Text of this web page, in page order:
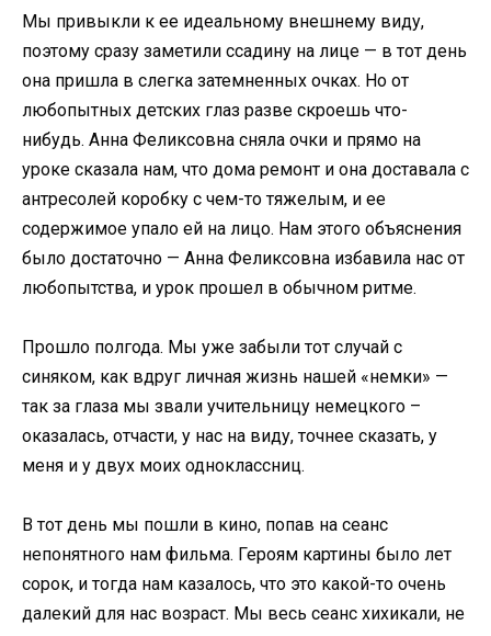
Мы привыкли к ее идеальному внешнему виду,
поэтому сразу заметили ссадину на лице — в тот день
она пришла в слегка затемненных очках. Но от
любопытных детских глаз разве скроешь что-
нибудь. Анна Феликсовна сняла очки и прямо на
уроке сказала нам, что дома ремонт и она доставала с
антресолей коробку с чем-то тяжелым, и ее
содержимое упало ей на лицо. Нам этого объяснения
было достаточно — Анна Феликсовна избавила нас от
любопытства, и урок прошел в обычном ритме.
Прошло полгода. Мы уже забыли тот случай с
синяком, как вдруг личная жизнь нашей «немки» —
так за глаза мы звали учительницу немецкого –
оказалась, отчасти, у нас на виду, точнее сказать, у
меня и у двух моих одноклассниц.
В тот день мы пошли в кино, попав на сеанс
непонятного нам фильма. Героям картины было лет
сорок, и тогда нам казалось, что это какой-то очень
далекий для нас возраст. Мы весь сеанс хихикали, не